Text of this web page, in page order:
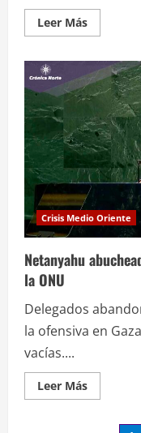
Leer MásLeer
más
Petro
llama
a
pierde
visa
Crisis Medio Oriente
Netanyahu
la ONU
Delegados
la ofensiva en
vacías....
Leer MásLeer
más